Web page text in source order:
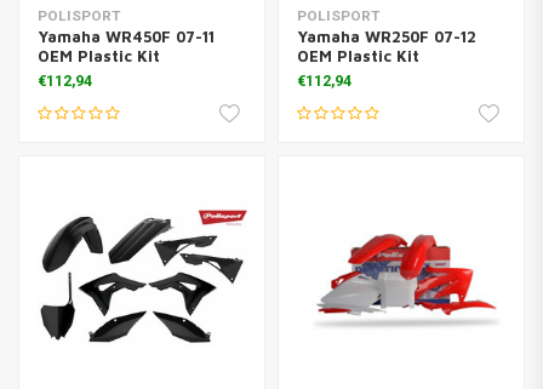
POLISPORT
Yamaha WR450F 07-11
OEM Plastic Kit
€112,94
POLISPORT
Yamaha WR250F 07-12
OEM Plastic Kit
€112,94